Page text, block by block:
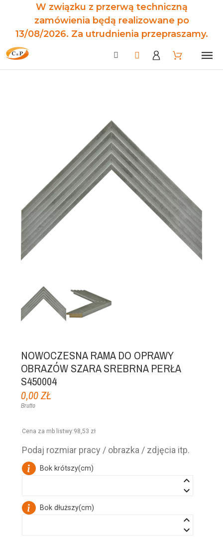
W związku z przerwą techniczną
zamówienia będą realizowane po
13/08/2026. Za utrudnienia przepraszamy.
NOWOCZESNA RAMA DO OPRAWY
OBRAZÓW SZARA SREBRNA PERŁA
S450004
0,00 ZŁ
Brutto
Cena za mb listwy:98,53 zł
Podaj rozmiar pracy / obrazka / zdjęcia itp.
Bok krótszy(cm)
keyboard_arrow_up
keyboard_arrow_down
Bok dłuższy(cm)
keyboard_arrow_up
keyboard_arrow_down